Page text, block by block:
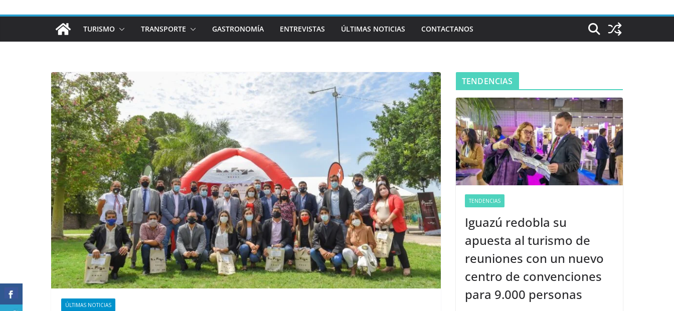
TURISMO TRANSPORTE GASTRONOMÍA ENTREVISTAS ÚLTIMAS NOTICIAS CONTACTANOS
ÚLTIMAS NOTICIAS
TENDENCIAS
TENDENCIAS
Iguazú redobla su
apuesta al turismo de
reuniones con un nuevo
centro de convenciones
para 9.000 personas